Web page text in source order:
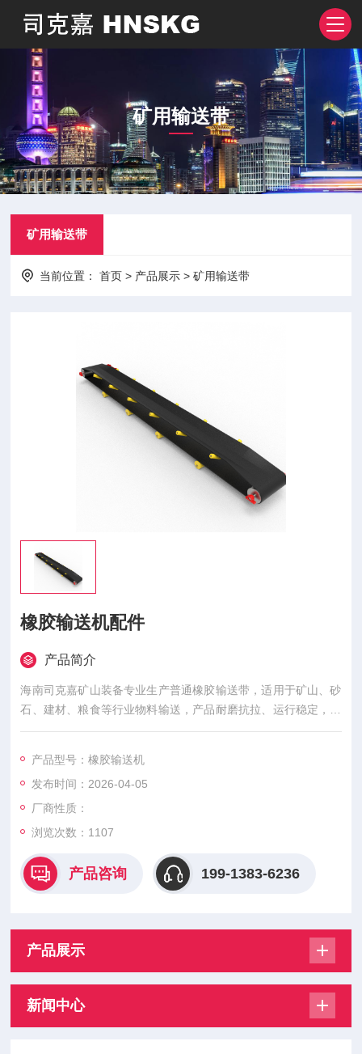
矿用输送带
矿用输送带
当前位置：首页 > 产品展示 >矿用输送带
橡胶输送机配件
产品简介
海南司克嘉矿山装备专业生产普通橡胶输送带，适用于矿山、砂
石、建材、粮食等行业物料输送，产品耐磨抗拉、运行稳定，规
格齐全可定制，厂家直供，性价比高。
产品型号：橡胶输送机
发布时间：2026-04-05
厂商性质：
浏览次数： 1107
产品咨询 199-1383-6236
产品展示
新闻中心